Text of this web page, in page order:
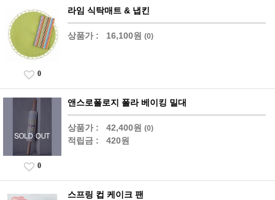
라임 식탁매트 & 냅킨
상품가 : 16,100원 (0)
0
앤스로폴로지 폴라 베이킹 밀대
상품가 : 42,400원 (0)
적립금 : 420원
0
스프링 컵 케이크 팬